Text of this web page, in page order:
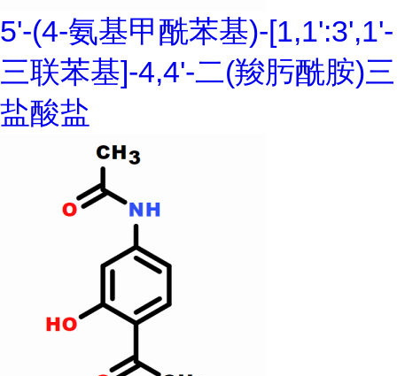
5'-(4-氨基甲酰苯基)-[1,1':3',1'-
三联苯基]-4,4'-二(羧肟酰胺)三
盐酸盐